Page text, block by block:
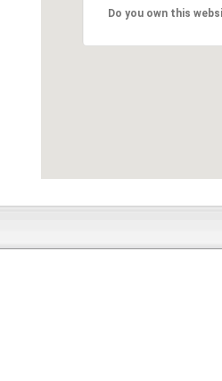
Do you own this